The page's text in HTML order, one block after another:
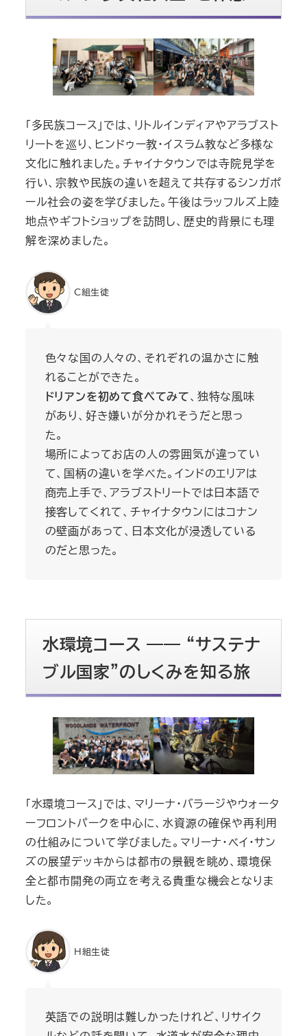
「多民族コース」では、リトルインディアやアラブスト
リートを巡り、ヒンドゥー教・イスラム教など多様な
文化に触れました。チャイナタウンでは寺院見学を
行い、宗教や民族の違いを超えて共存するシンガポ
ール社会の姿を学びました。午後はラッフルズ上陸
地点やギフトショップを訪問し、歴史的背景にも理
解を深めました。
C組生徒
色々な国の人々の、それぞれの温かさに触
れることができた。
ドリアンを初めて食べてみて、独特な風味
があり、好き嫌いが分かれそうだと思っ
た。
場所によってお店の人の雰囲気が違ってい
て、国柄の違いを学べた。インドのエリアは
商売上手で、アラブストリートでは日本語で
接客してくれて、チャイナタウンにはコナン
の壁画があって、日本文化が浸透している
のだと思った。
水環境コース ―― “サステナ
ブル国家”のしくみを知る旅
「水環境コース」では、マリーナ・バラージやウォータ
ーフロントパークを中心に、水資源の確保や再利用
の仕組みについて学びました。マリーナ・ベイ・サン
ズの展望デッキからは都市の景観を眺め、環境保
全と都市開発の両立を考える貴重な機会となりま
した。
H組生徒
英語での説明は難しかったけれど、リサイク